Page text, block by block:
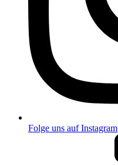
Folge uns auf Instagram